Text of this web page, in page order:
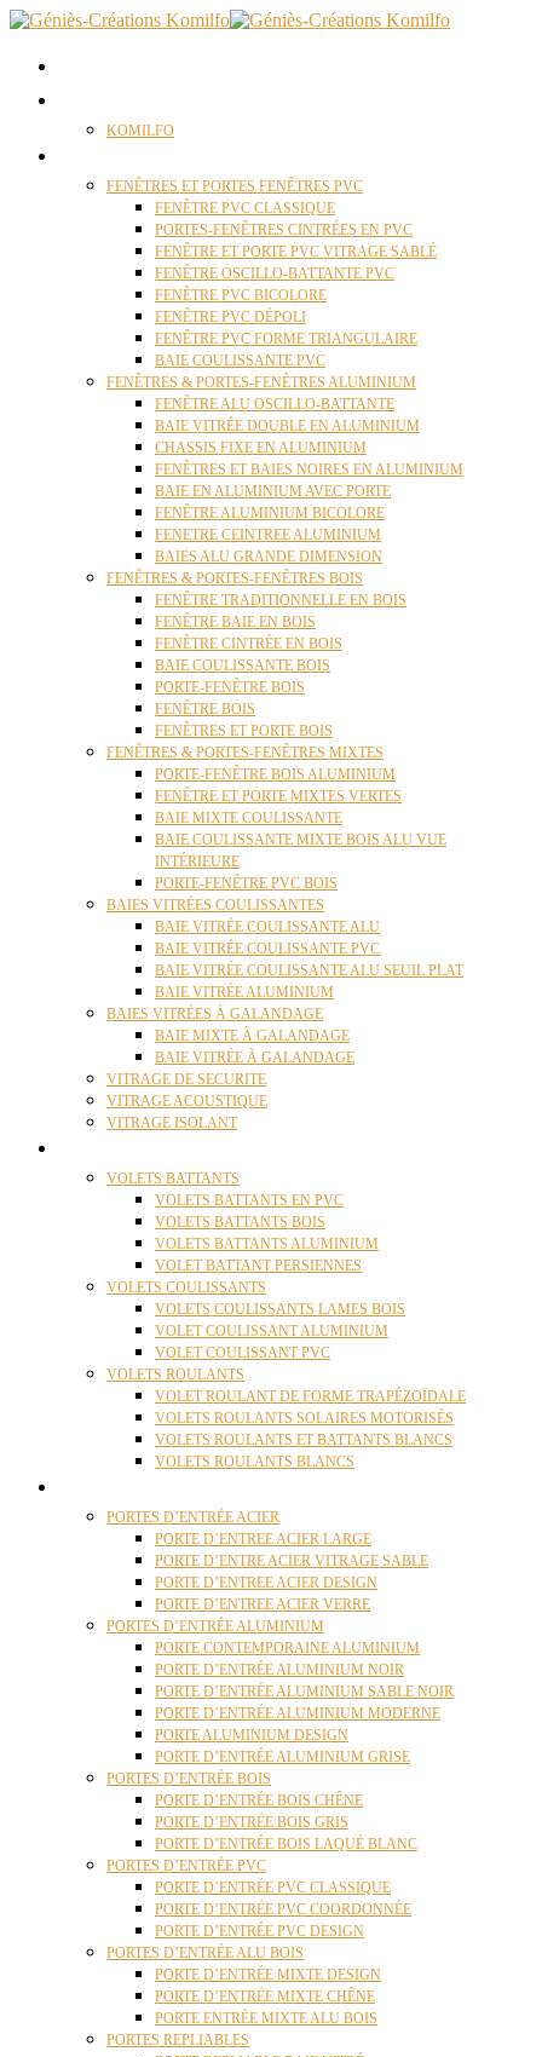
KOMILFO
FENÊTRES ET PORTES FENÊTRES PVC
FENÊTRE PVC CLASSIQUE
PORTES-FENÊTRES CINTRÉES EN PVC
FENÊTRE ET PORTE PVC VITRAGE SABLÉ
FENÊTRE OSCILLO-BATTANTE PVC
FENÊTRE PVC BICOLORE
FENÊTRE PVC DÉPOLI
FENÊTRE PVC FORME TRIANGULAIRE
BAIE COULISSANTE PVC
FENÊTRES & PORTES-FENÊTRES ALUMINIUM
FENÊTRE ALU OSCILLO-BATTANTE
BAIE VITRÉE DOUBLE EN ALUMINIUM
CHASSIS FIXE EN ALUMINIUM
FENÊTRES ET BAIES NOIRES EN ALUMINIUM
BAIE EN ALUMINIUM AVEC PORTE
FENÊTRE ALUMINIUM BICOLORE
FENETRE CEINTREE ALUMINIUM
BAIES ALU GRANDE DIMENSION
FENÊTRES & PORTES-FENÊTRES BOIS
FENÊTRE TRADITIONNELLE EN BOIS
FENÊTRE BAIE EN BOIS
FENÊTRE CINTRÉE EN BOIS
BAIE COULISSANTE BOIS
PORTE-FENÊTRE BOIS
FENÊTRE BOIS
FENÊTRES ET PORTE BOIS
FENÊTRES & PORTES-FENÊTRES MIXTES
PORTE-FENÊTRE BOIS ALUMINIUM
FENÊTRE ET PORTE MIXTES VERTES
BAIE MIXTE COULISSANTE
BAIE COULISSANTE MIXTE BOIS ALU VUE
INTÉRIEURE
PORTE-FENÊTRE PVC BOIS
BAIES VITRÉES COULISSANTES
BAIE VITRÉE COULISSANTE ALU
BAIE VITRÉE COULISSANTE PVC
BAIE VITRÉE COULISSANTE ALU SEUIL PLAT
BAIE VITRÉE ALUMINIUM
BAIES VITRÉES À GALANDAGE
BAIE MIXTE À GALANDAGE
BAIE VITRÉE À GALANDAGE
VITRAGE DE SECURITE
VITRAGE ACOUSTIQUE
VITRAGE ISOLANT
VOLETS BATTANTS
VOLETS BATTANTS EN PVC
VOLETS BATTANTS BOIS
VOLETS BATTANTS ALUMINIUM
VOLET BATTANT PERSIENNES
VOLETS COULISSANTS
VOLETS COULISSANTS LAMES BOIS
VOLET COULISSANT ALUMINIUM
VOLET COULISSANT PVC
VOLETS ROULANTS
VOLET ROULANT DE FORME TRAPÉZOÏDALE
VOLETS ROULANTS SOLAIRES MOTORISÉS
VOLETS ROULANTS ET BATTANTS BLANCS
VOLETS ROULANTS BLANCS
PORTES D’ENTRÉE ACIER
PORTE D’ENTREE ACIER LARGE
PORTE D’ENTRE ACIER VITRAGE SABLE
PORTE D’ENTREE ACIER DESIGN
PORTE D’ENTREE ACIER VERRE
PORTES D’ENTRÉE ALUMINIUM
PORTE CONTEMPORAINE ALUMINIUM
PORTE D’ENTRÉE ALUMINIUM NOIR
PORTE D’ENTRÉE ALUMINIUM SABLE NOIR
PORTE D’ENTRÉE ALUMINIUM MODERNE
PORTE ALUMINIUM DESIGN
PORTE D’ENTRÉE ALUMINIUM GRISE
PORTES D’ENTRÉE BOIS
PORTE D’ENTRÉE BOIS CHÊNE
PORTE D’ENTRÉE BOIS GRIS
PORTE D’ENTRÉE BOIS LAQUÉ BLANC
PORTES D’ENTRÉE PVC
PORTE D’ENTRÉE PVC CLASSIQUE
PORTE D’ENTRÉE PVC COORDONNÉE
PORTE D’ENTRÉE PVC DESIGN
PORTES D’ENTRÉE ALU BOIS
PORTE D’ENTRÉE MIXTE DESIGN
PORTE D’ENTRÉE MIXTE CHÊNE
PORTE ENTRÉE MIXTE ALU BOIS
PORTES REPLIABLES